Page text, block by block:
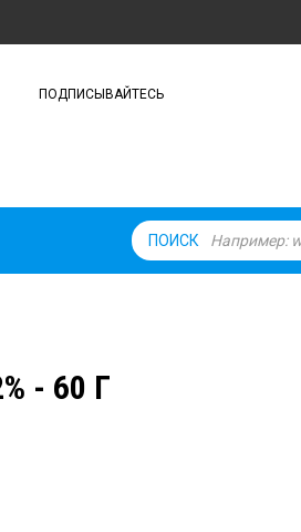
ПОДПИСЫВАЙТЕСЬ
ПОИСК
- 60 Г